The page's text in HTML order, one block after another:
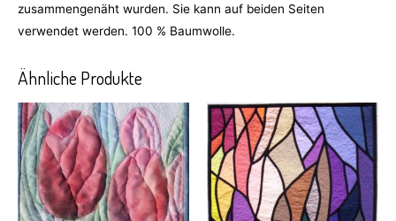
zusammengenäht wurden. Sie kann auf beiden Seiten
verwendet werden. 100 % Baumwolle.
Ähnliche Produkte